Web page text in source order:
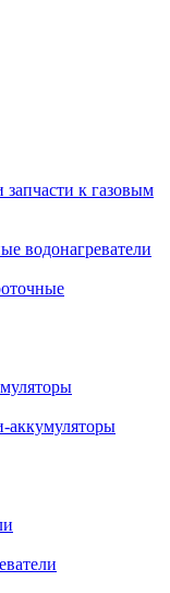
к газовым
водонагреватели
аккумуляторы